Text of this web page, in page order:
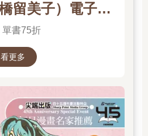
留美子）電子書
展
單書75折
看更多